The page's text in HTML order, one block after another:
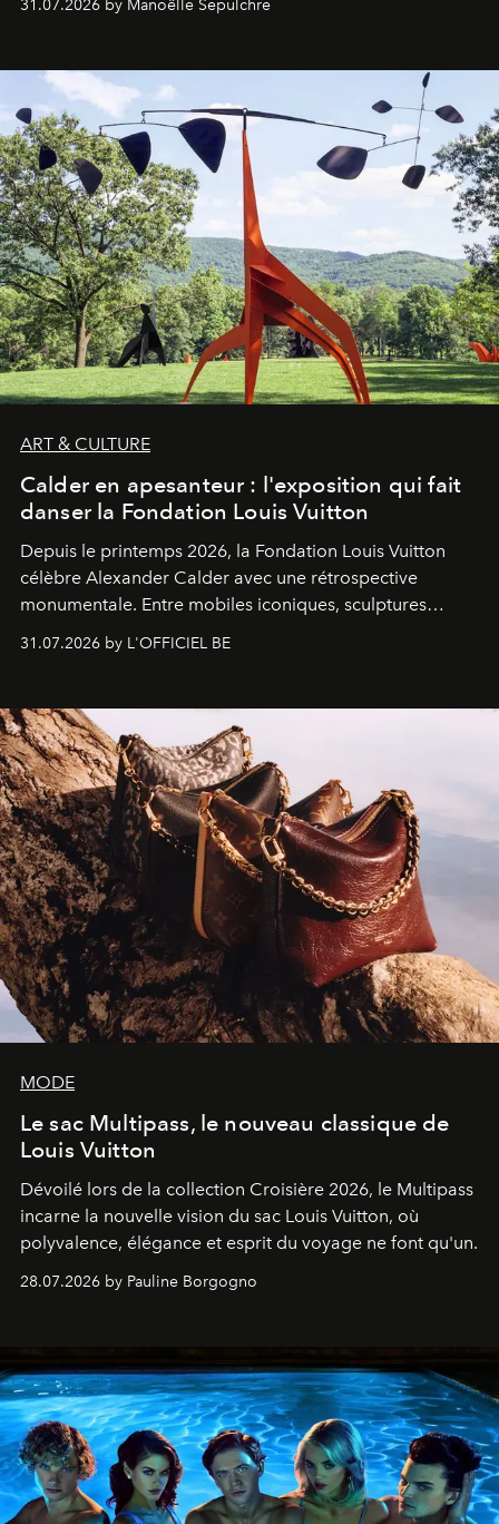
31.07.2026 by Manoëlle Sepulchre
ART & CULTURE
Calder en apesanteur : l'exposition qui fait
danser la Fondation Louis Vuitton
Depuis le printemps 2026, la Fondation Louis Vuitton
célèbre Alexander Calder avec une rétrospective
monumentale. Entre mobiles iconiques, sculptures
monumentales et poésie du mouvement, l'artiste
américain investit les espaces imaginés par Frank Gehry
sculpture.
31.07.2026 by L'OFFICIEL BE
MODE
Le sac Multipass, le nouveau classique de
Louis Vuitton
Dévoilé lors de la collection Croisière 2026, le Multipass
incarne la nouvelle vision du sac Louis Vuitton, où
polyvalence, élégance et esprit du voyage ne font qu'un.
28.07.2026 by Pauline Borgogno